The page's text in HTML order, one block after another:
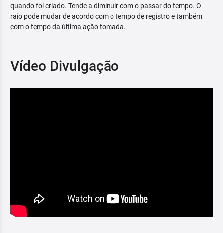
quando foi criado. Tende a diminuir com o passar do tempo. O
raio pode mudar de acordo com o tempo de registro e também
com o tempo da última ação tomada.
Vídeo Divulgação